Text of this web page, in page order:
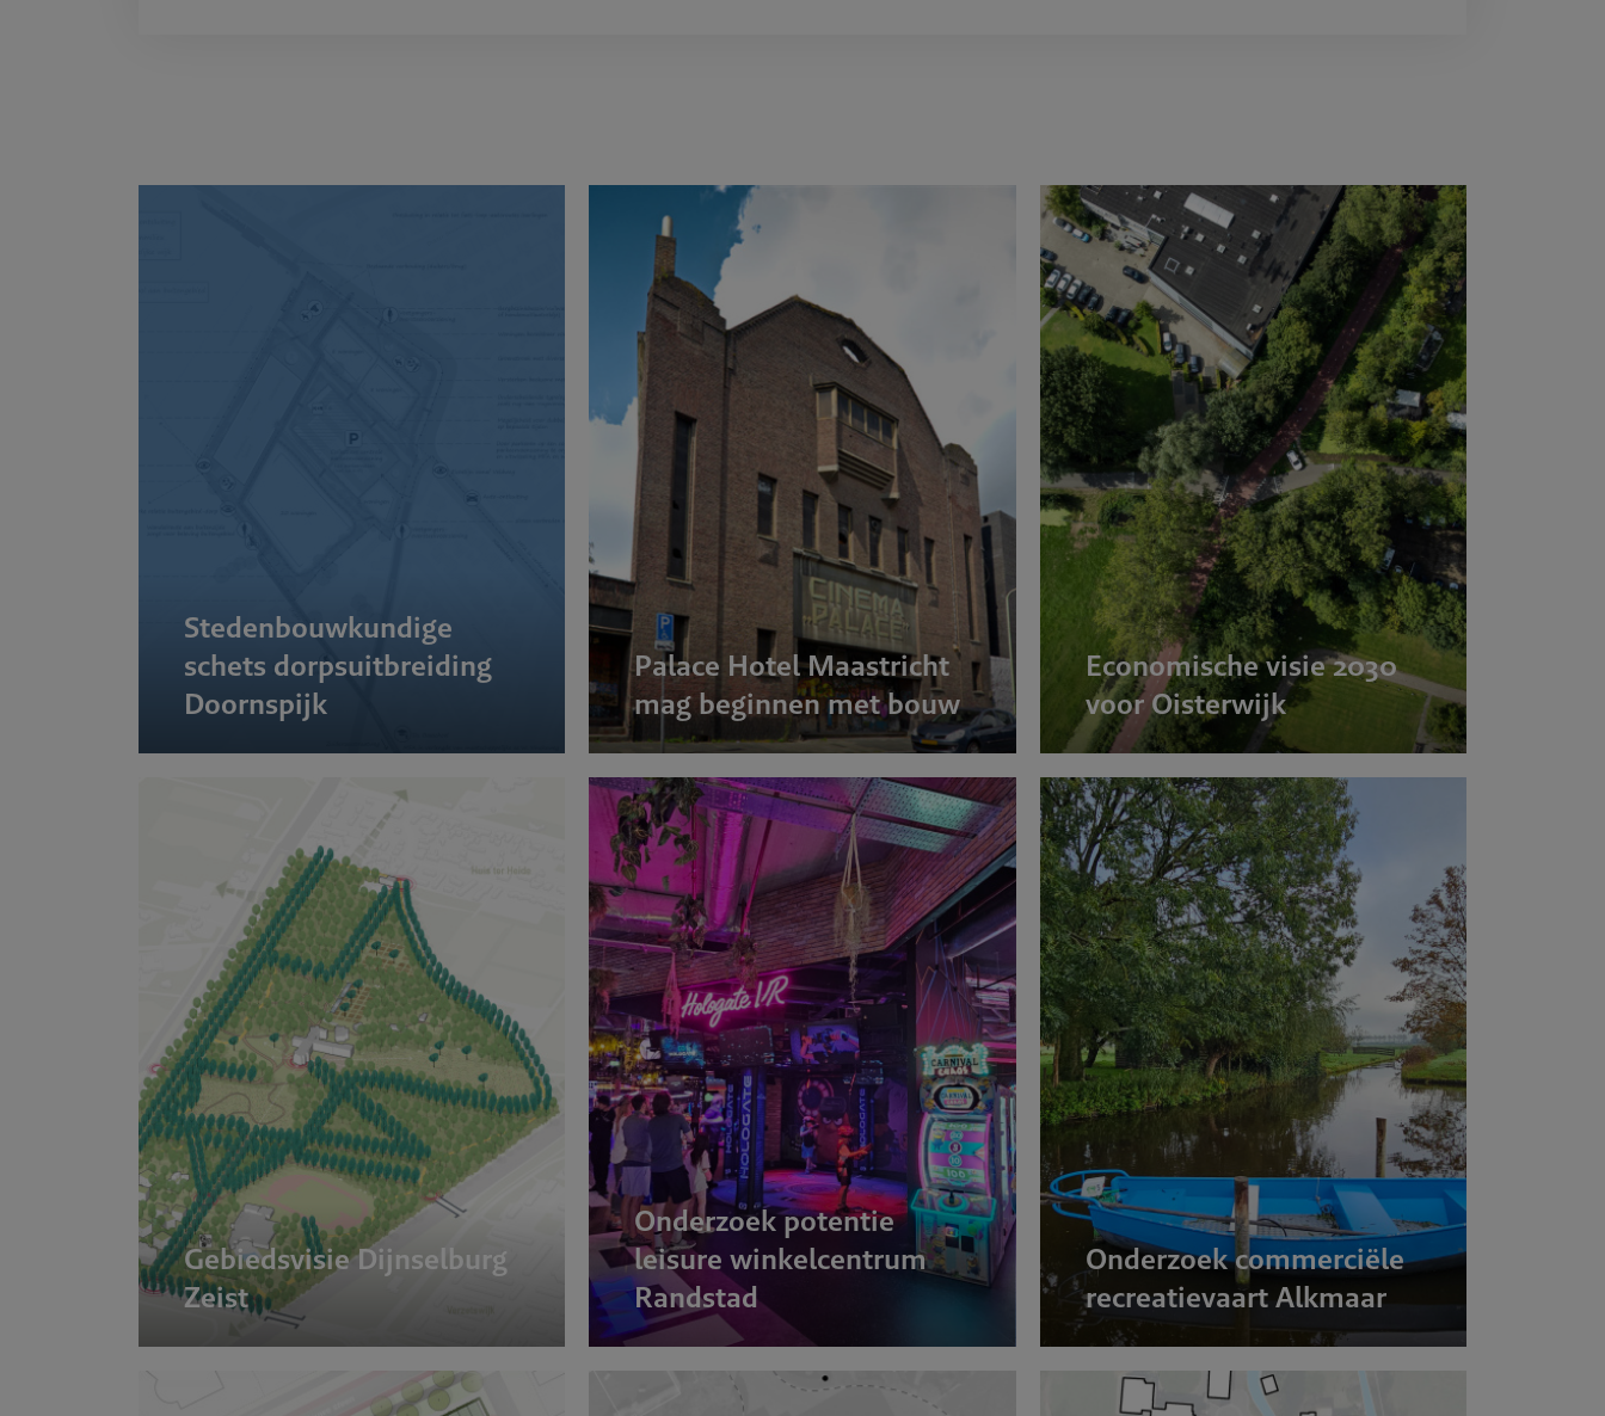
Stedenbouwkundige
schets dorpsuitbreiding
Doornspijk
Palace Hotel Maastricht
mag beginnen met bouw
Economische visie 2030
voor Oisterwijk
Gebiedsvisie Dijnselburg
Zeist
Onderzoek potentie
leisure winkelcentrum
Randstad
Onderzoek commerciële
recreatievaart Alkmaar